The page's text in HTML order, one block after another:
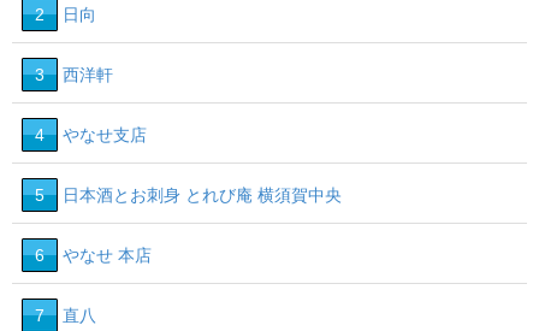
2 日向
3 西洋軒
4 やなせ支店
5 日本酒とお刺身 とれび庵 横須賀中央
6 やなせ 本店
7 直八